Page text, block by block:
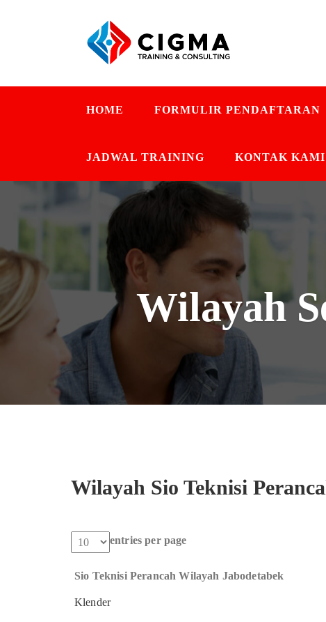
HOME FORMULIR PENDAFTARAN
JADWAL TRAINING KONTAK KAMI
Wilayah
Wilayah Sio Teknisi
entries per page
Sio Teknisi Perancah Wilayah Jabodetabek
Klender